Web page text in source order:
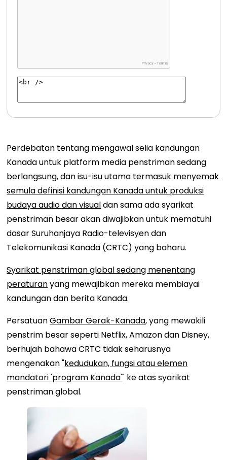
Perdebatan tentang mengawal selia kandungan
Kanada untuk platform media penstriman sedang
berlangsung, dan isu-isu utama termasuk menyemak
semula definisi kandungan Kanada untuk produksi
budaya audio dan visualdan sama ada syarikat
penstriman besar akan diwajibkan untuk mematuhi
dasar Suruhanjaya Radio-televisyen dan
Telekomunikasi Kanada (CRTC) yang baharu.
Syarikat penstriman global sedang menentang
peraturanyang mewajibkan mereka membiayai
kandungan dan berita Kanada.
PersatuanGambar Gerak-Kanada, yang mewakili
penstrim besar seperti Netflix, Amazon dan Disney,
berhujah bahawa CRTC tidak seharusnya
mengenakan "kedudukan, fungsi atau elemen
mandatori 'program Kanada'" ke atas syarikat
penstriman global.